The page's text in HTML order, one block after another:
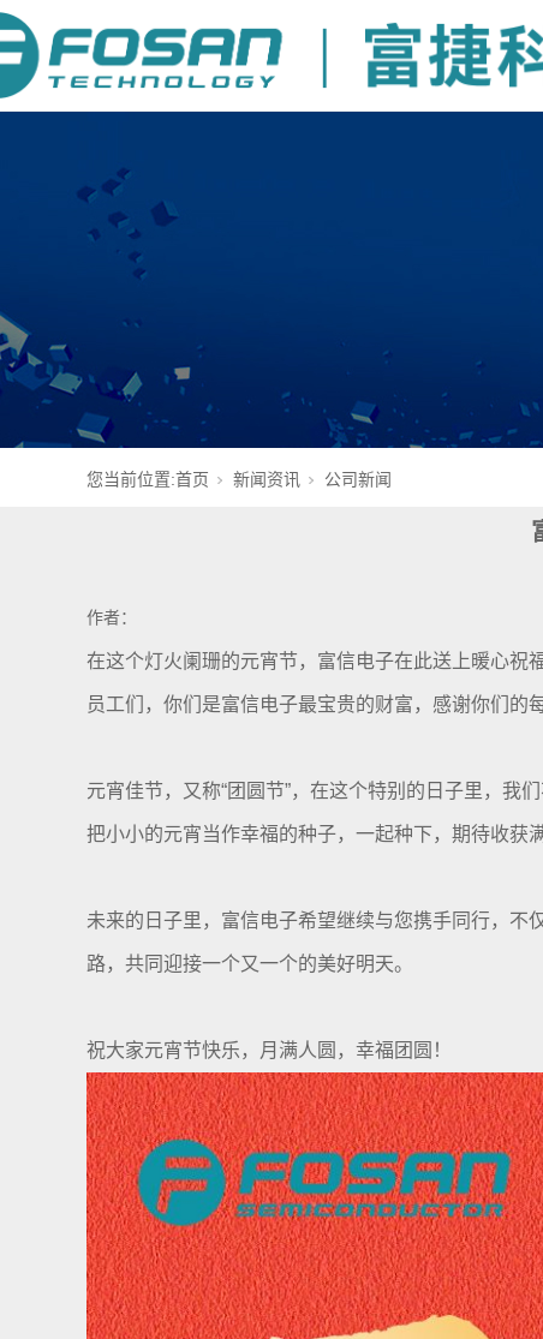
您当前位置:首页 新闻资讯 公司新闻
作者：
在这个灯火阑珊的元宵节，富信电子在此送上暖心祝
员工们，你们是富信电子最宝贵的财富，感谢你们的
元宵佳节，又称“团圆节”，在这个特别的日子里，我
把小小的元宵当作幸福的种子，一起种下，期待收获
未来的日子里，富信电子希望继续与您携手同行，不
路，共同迎接一个又一个的美好明天。
祝大家元宵节快乐，月满人圆，幸福团圆！